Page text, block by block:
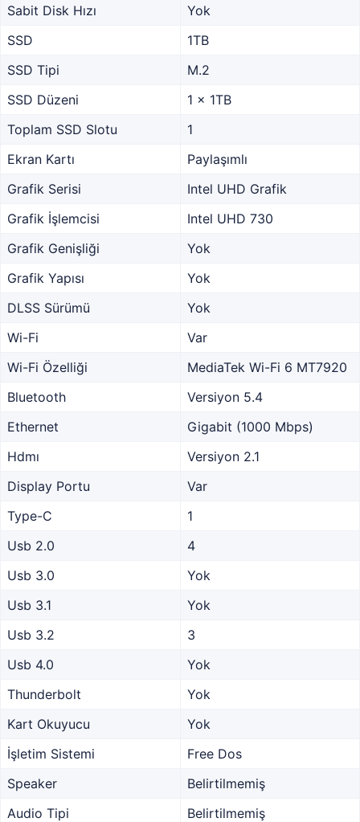
Sabit Disk Hızı
Yok
SSD
1TB
SSD Tipi
M.2
SSD Düzeni
1 x 1TB
Toplam SSD Slotu
1
Ekran Kartı
Paylaşımlı
Grafik Serisi
Intel UHD Grafik
Grafik İşlemcisi
Intel UHD 730
Grafik Genişliği
Yok
Grafik Yapısı
Yok
DLSS Sürümü
Yok
Wi-Fi
Var
Wi-Fi Özelliği
MediaTek Wi-Fi 6 MT7920
Bluetooth
Versiyon 5.4
Ethernet
Gigabit (1000 Mbps)
Hdmı
Versiyon 2.1
Display Portu
Var
Type-C
1
Usb 2.0
4
Usb 3.0
Yok
Usb 3.1
Yok
Usb 3.2
3
Usb 4.0
Yok
Thunderbolt
Yok
Kart Okuyucu
Yok
İşletim Sistemi
Free Dos
Speaker
Belirtilmemiş
Audio Tipi
Belirtilmemiş